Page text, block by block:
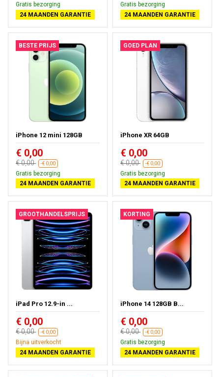
Gratis bezorging
24 MAANDEN GARANTIE
Gratis bezorging
24 MAANDEN GARANTIE
BESTE PRIJS
iPhone 12 mini 128GB
€ 0,00
€ 0,00 -€ 0,00
Gratis bezorging
24 MAANDEN GARANTIE
GOED PLAN
iPhone XR 64GB
€ 0,00
€ 0,00 -€ 0,00
Gratis bezorging
24 MAANDEN GARANTIE
GROOTHANDELSPRIJS
iPad Pro 12.9-in ...
€ 0,00
€ 0,00 -€ 0,00
Bijna uitverkocht
24 MAANDEN GARANTIE
KORTING
iPhone 14 128GB B...
€ 0,00
€ 0,00 -€ 0,00
Gratis bezorging
24 MAANDEN GARANTIE